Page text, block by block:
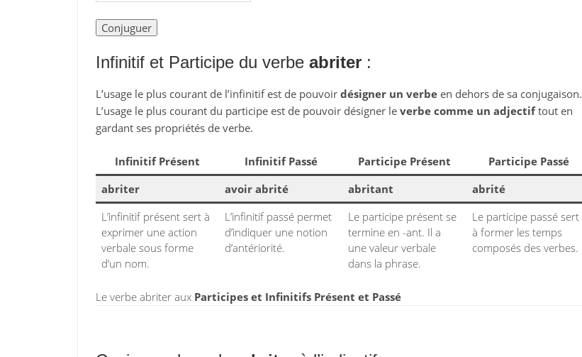
Infinitif et Participe du verbe abriter:
L’usage le plus courant de l’infinitif est de pouvoir désigner un verbeen dehors de sa conjugaison.
L’usage le plus courant du participe est de pouvoir désigner le verbe comme un adjectiftout en
gardant ses propriétés de verbe.
Infinitif Présent Infinitif Passé Participe Présent
Participe Passé
abriter
avoir abrité abritant
abrité
L’infinitif présent sert à
exprimer une action
verbale sous forme
d’un nom.
L’infinitif passé permet
d’indiquer une notion
d’antériorité.
Le participe présent se
termine en -ant. Il a
une valeur verbale
dans la phrase.
Le participe passé sert
à former les temps
composés des verbes.
Le verbe abriter aux Participes et Infinitifs Présent et Passé